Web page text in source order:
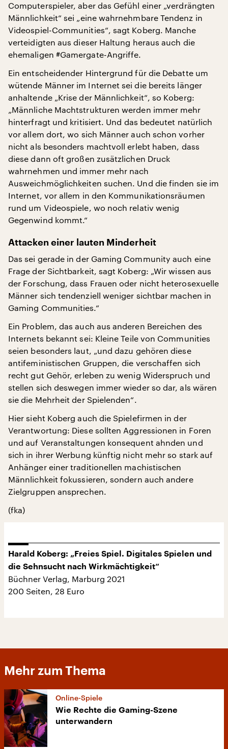
Computerspieler, aber das Gefühl einer „verdrängten
Männlichkeit“ sei „eine wahrnehmbare Tendenz in
Videospiel-Communities“, sagt Koberg. Manche
verteidigten aus dieser Haltung heraus auch die
ehemaligen #Gamergate-Angriffe.
Ein entscheidender Hintergrund für die Debatte um
wütende Männer im Internet sei die bereits länger
anhaltende „Krise der Männlichkeit“, so Koberg:
„Männliche Machtstrukturen werden immer mehr
hinterfragt und kritisiert. Und das bedeutet natürlich
vor allem dort, wo sich Männer auch schon vorher
nicht als besonders machtvoll erlebt haben, dass
diese dann oft großen zusätzlichen Druck
wahrnehmen und immer mehr nach
Ausweichmöglichkeiten suchen. Und die finden sie im
Internet, vor allem in den Kommunikationsräumen
rund um Videospiele, wo noch relativ wenig
Gegenwind kommt.“
Attacken einer lauten Minderheit
Das sei gerade in der Gaming Community auch eine
Frage der Sichtbarkeit, sagt Koberg: „Wir wissen aus
der Forschung, dass Frauen oder nicht heterosexuelle
Männer sich tendenziell weniger sichtbar machen in
Gaming Communities.“
Ein Problem, das auch aus anderen Bereichen des
Internets bekannt sei: Kleine Teile von Communities
seien besonders laut, „und dazu gehören diese
antifeministischen Gruppen, die verschaffen sich
recht gut Gehör, erleben zu wenig Widerspruch und
stellen sich deswegen immer wieder so dar, als wären
sie die Mehrheit der Spielenden“.
Hier sieht Koberg auch die Spielefirmen in der
Verantwortung: Diese sollten Aggressionen in Foren
und auf Veranstaltungen konsequent ahnden und
sich in ihrer Werbung künftig nicht mehr so stark auf
Anhänger einer traditionellen machistischen
Männlichkeit fokussieren, sondern auch andere
Zielgruppen ansprechen.
(fka)
Harald Koberg: „Freies Spiel. Digitales Spielen und
die Sehnsucht nach Wirkmächtigkeit“
Büchner Verlag, Marburg 2021
200 Seiten, 28 Euro
Mehr zum Thema
Online-Spiele
Wie Rechte die Gaming-Szene
unterwandern